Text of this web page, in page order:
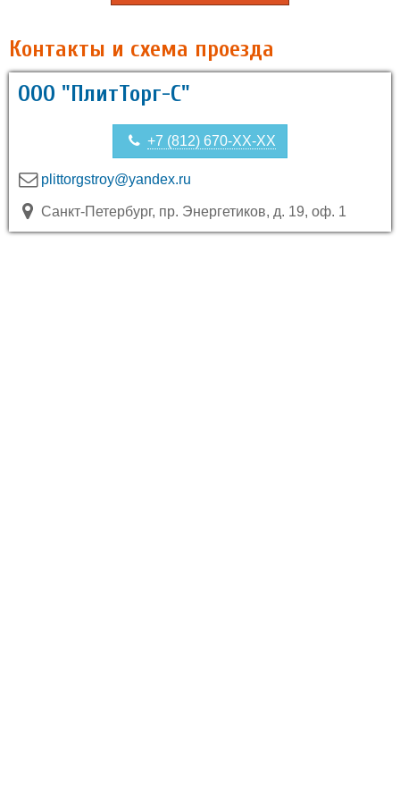
Контакты и схема проезда
ООО "ПлитТорг-С"
+7 (812) 670-XX-XX
plittorgstroy@yandex.ru
Санкт-Петербург, пр. Энергетиков, д. 19, оф. 1